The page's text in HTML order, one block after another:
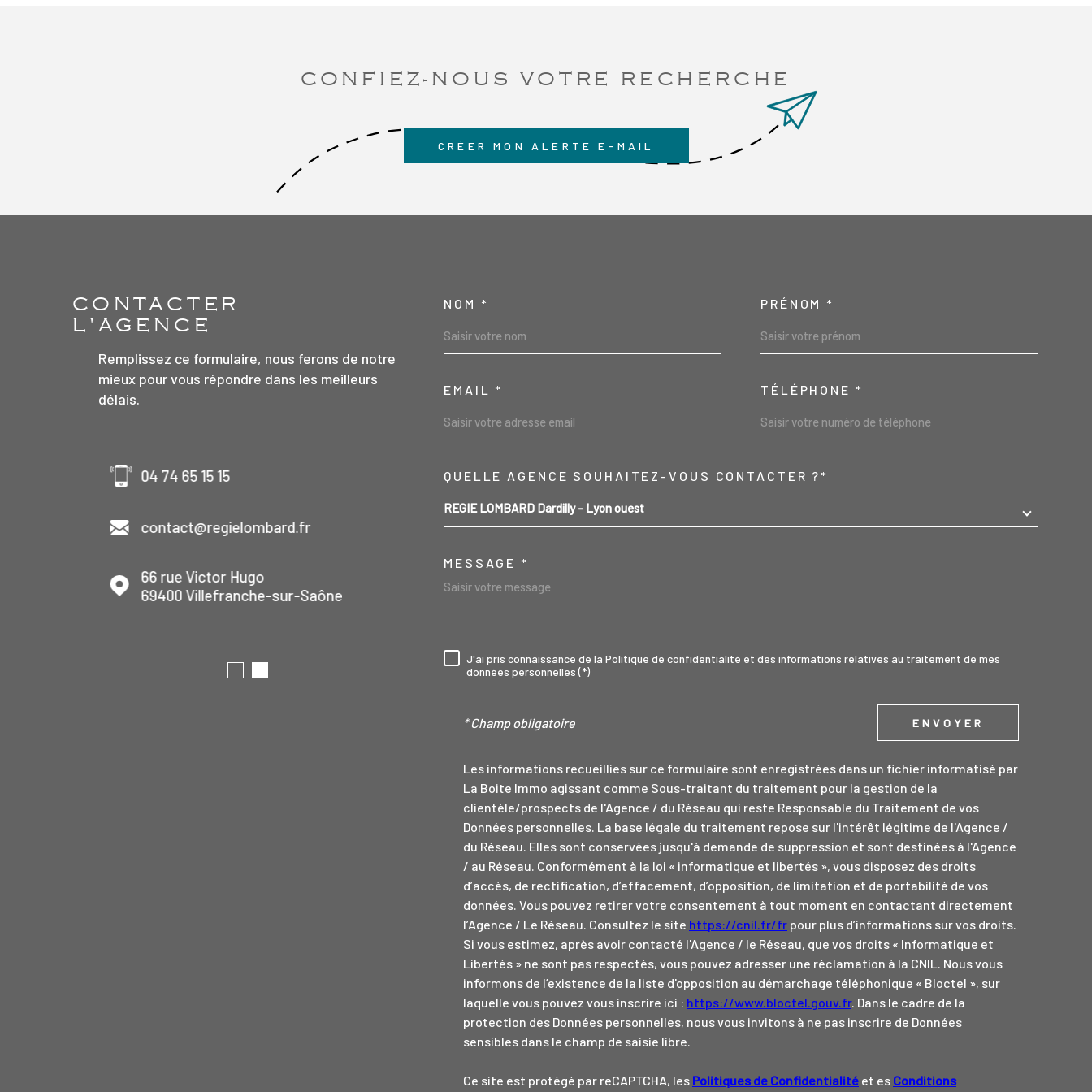
CONFIEZ-NOUS VOTRE RECHERCHE
CRÉER MON ALERTE E-MAIL
CONTACTER
L'AGENCE
Remplissez ce formulaire, nous ferons de notre
mieux pour vous répondre dans les meilleurs
délais.
04 74 65 15 15
contact@regielombard.fr
66 rue Victor Hugo
69400
Villefranche-sur-Saône
04 78 47 43 44
contact@regielombard.fr
69570
Dardilly
TRAD_MELTEM_VOSCOORDONNEES
NOM * PRÉNOM *
EMAIL * TÉLÉPHONE *
TRAD_MELTEM_VOREDEMANDE
QUELLE AGENCE SOUHAITEZ-VOUS CONTACTER ?*
REGIE LOMBARD Dardilly - Lyon ouest
MESSAGE *
RÈGLEMENTATION
J'ai pris connaissance de la Politique de confidentialité et des informations relatives au traitement de mes
données personnelles (*)
* Champ obligatoire ENVOYER
Les informations recueillies sur ce formulaire sont enregistrées dans un fichier informatisé par
La Boite Immo agissant comme Sous-traitant du traitement pour la gestion de la
clientèle/prospects de l'Agence / du Réseau qui reste Responsable du Traitement de vos
Données personnelles. La base légale du traitement repose sur l'intérêt légitime de l'Agence /
du Réseau. Elles sont conservées jusqu'à demande de suppression et sont destinées à l'Agence
/ au Réseau. Conformément à la loi « informatique et libertés », vous disposez des droits
d’accès, de rectification, d’effacement, d’opposition, de limitation et de portabilité de vos
données. Vous pouvez retirer votre consentement à tout moment en contactant directement
l’Agence / Le Réseau. Consultez le site https://cnil.fr/fr pour plus d’informations sur vos droits.
Si vous estimez, après avoir contacté l'Agence / le Réseau, que vos droits « Informatique et
Libertés » ne sont pas respectés, vous pouvez adresser une réclamation à la CNIL. Nous vous
informons de l’existence de la liste d'opposition au démarchage téléphonique « Bloctel », sur
laquelle vous pouvez vous inscrire ici : https://www.bloctel.gouv.fr. Dans le cadre de la
protection des Données personnelles, nous vous invitons à ne pas inscrire de Données
sensibles dans le champ de saisie libre.
Ce site est protégé par reCAPTCHA, les Politiques de Confidentialité et es Conditions